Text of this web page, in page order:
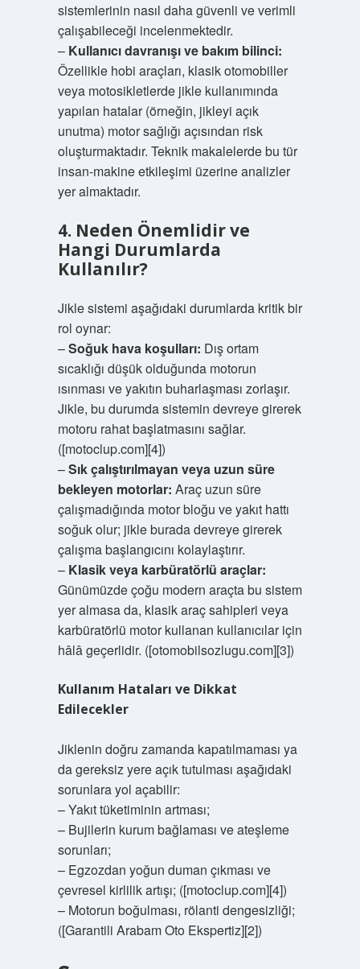
sistemlerinin nasıl daha güvenli ve verimli
çalışabileceği incelenmektedir.
– Kullanıcı davranışı ve bakım bilinci:
Özellikle hobi araçları, klasik otomobiller
veya motosikletlerde jikle kullanımında
yapılan hatalar (örneğin, jikleyi açık
unutma) motor sağlığı açısından risk
oluşturmaktadır. Teknik makalelerde bu tür
insan-makine etkileşimi üzerine analizler
yer almaktadır.
4. Neden Önemlidir ve
Hangi Durumlarda
Kullanılır?
Jikle sistemi aşağıdaki durumlarda kritik bir
rol oynar:
–Soğuk hava koşulları: Dış ortam
sıcaklığı düşük olduğunda motorun
ısınması ve yakıtın buharlaşması zorlaşır.
Jikle, bu durumda sistemin devreye girerek
motoru rahat başlatmasını sağlar.
([motoclup.com][4])
–Sık çalıştırılmayan veya uzun süre
bekleyen motorlar: Araç uzun süre
çalışmadığında motor bloğu ve yakıt hattı
soğuk olur; jikle burada devreye girerek
çalışma başlangıcını kolaylaştırır.
– Klasik veya karbüratörlü araçlar:
Günümüzde çoğu modern araçta bu sistem
yer almasa da, klasik araç sahipleri veya
karbüratörlü motor kullanan kullanıcılar için
hâlâ geçerlidir. ([otomobilsozlugu.com][3])
Kullanım Hataları ve Dikkat
Edilecekler
Jiklenin doğru zamanda kapatılmaması ya
da gereksiz yere açık tutulması aşağıdaki
sorunlara yol açabilir:
–Yakıt tüketiminin artması;
– Bujilerin kurum bağlaması ve ateşleme
sorunları;
– Egzozdan yoğun duman çıkması ve
çevresel kirlilik artışı; ([motoclup.com][4])
– Motorun boğulması, rölanti dengesizliği;
([Garantili Arabam Oto Ekspertiz][2])